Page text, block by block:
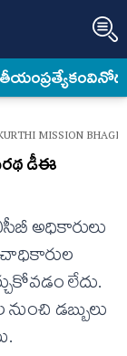
ప్రత్యేకం
MISSION
డీఈ
అధికారులు
లేదు.
డబ్బులు